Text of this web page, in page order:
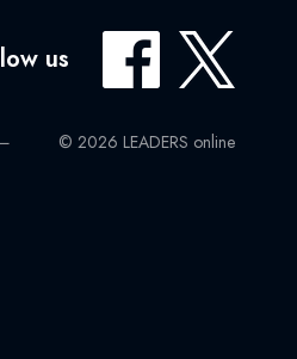
us
© 2026 LEADERS online